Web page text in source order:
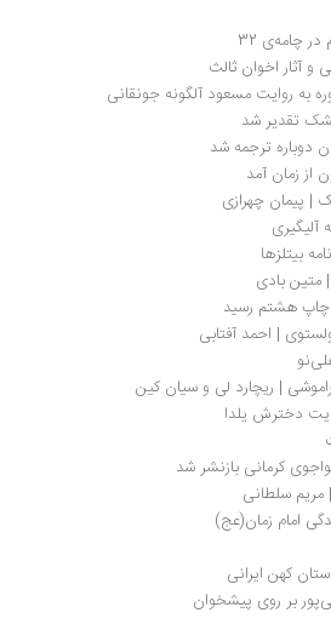
چامه‌ی 32
و آثار اخوان ثالث
به روایت مسعود آلگونه جونقانی
تقدیر شد
دوباره ترجمه شد
از زمان آمد
| پیمان چهرازی
متین بادی
چاپ هشتم رسید
| احمد آفتابی
| ریچارد لی و سیان کین
دخترش یلدا
کرمانی بازنشر شد
| مریم سلطانی
امام زمان(عج)
کهن ایرانی